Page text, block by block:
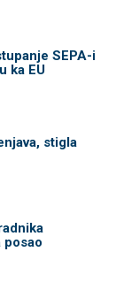
SEPA-i
ka EU
stigla
posao